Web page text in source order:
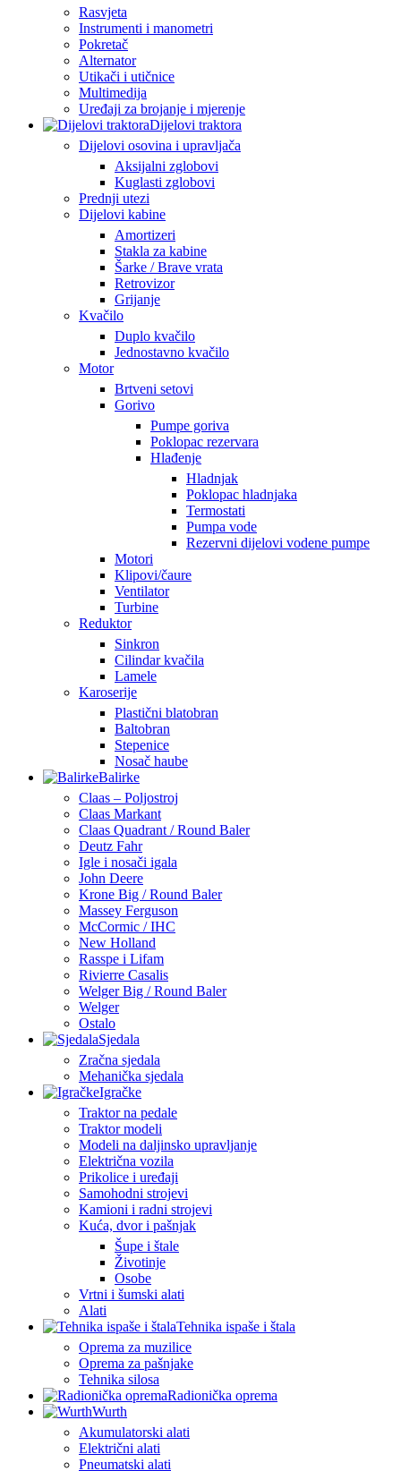
Rasvjeta
Instrumenti i manometri
Pokretač
Alternator
Utikači i utičnice
Multimedija
Uređaji za brojanje i mjerenje
Dijelovi traktora
Dijelovi osovina i upravljača
Aksijalni zglobovi
Kuglasti zglobovi
Prednji utezi
Dijelovi kabine
Amortizeri
Stakla za kabine
Šarke / Brave vrata
Retrovizor
Grijanje
Kvačilo
Duplo kvačilo
Jednostavno kvačilo
Motor
Brtveni setovi
Gorivo
Pumpe goriva
Poklopac rezervara
Hlađenje
Hladnjak
Poklopac hladnjaka
Termostati
Pumpa vode
Rezervni dijelovi vodene pumpe
Motori
Klipovi/čaure
Ventilator
Turbine
Reduktor
Sinkron
Cilindar kvačila
Lamele
Karoserije
Plastični blatobran
Baltobran
Stepenice
Nosač haube
Balirke
Claas – Poljostroj
Claas Markant
Claas Quadrant / Round Baler
Deutz Fahr
Igle i nosači igala
John Deere
Krone Big / Round Baler
Massey Ferguson
McCormic / IHC
New Holland
Rasspe i Lifam
Rivierre Casalis
Welger Big / Round Baler
Welger
Ostalo
Sjedala
Zračna sjedala
Mehanička sjedala
Igračke
Traktor na pedale
Traktor modeli
Modeli na daljinsko upravljanje
Električna vozila
Prikolice i uređaji
Samohodni strojevi
Kamioni i radni strojevi
Kuća, dvor i pašnjak
Šupe i štale
Životinje
Osobe
Vrtni i šumski alati
Alati
Tehnika ispaše i štala
Oprema za muzilice
Oprema za pašnjake
Tehnika silosa
Radionička oprema
Wurth
Akumulatorski alati
Električni alati
Pneumatski alati